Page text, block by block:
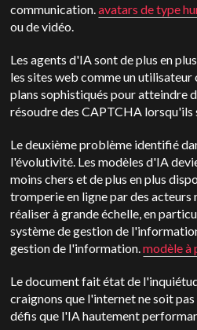
communication.avatars de type
ou de vidéo.
Les agents d'IA sont de plus en
les sites web comme un
plans sophistiqués pour atteindre
résoudre des CAPTCHA lorsqu'ils
Le deuxième problème identifié
l'évolutivité. Les modèles d'IA
moins chers et de plus en plus
tromperie en ligne par des acteurs
réaliser à grande échelle, en
système de gestion de
gestion de l'information.modèle à
Le document fait état de
craignons que l'internet ne soit
défis que l'IA hautement